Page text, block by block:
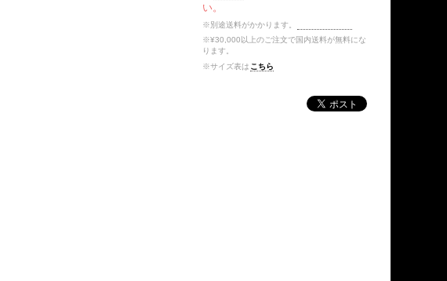
い。
※別途送料がかかります。
※¥30,000以上のご注文で国内送料が無料にな
ります。
※サイズ表は こちら